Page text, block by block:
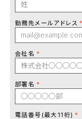
勤務先メールアドレス
会社名
部署名
電話番号(最大11桁)